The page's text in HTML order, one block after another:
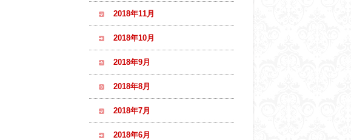
2018年11月
2018年10月
2018年9月
2018年8月
2018年7月
2018年6月